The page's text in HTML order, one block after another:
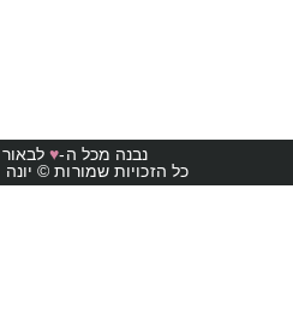
נבנה מכל ה-♥
כל הזכויות שמורות © יונה